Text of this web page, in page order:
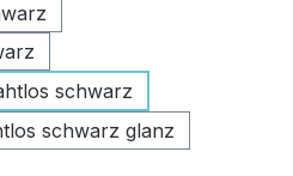
schwarz
schwarz glanz